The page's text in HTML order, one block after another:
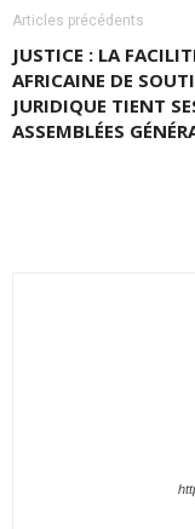
Articles précédents
JUSTICE : LA
AFRICAINE DE
JURIDIQUE TIENT
ASSEMBLÉES